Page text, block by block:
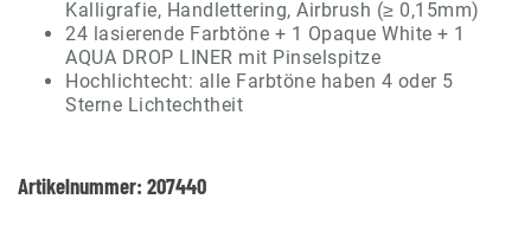
Kalligrafie, Handlettering, Airbrush (≥ 0,15mm)
24 lasierende Farbtöne + 1 Opaque White + 1
AQUA DROP LINER mit Pinselspitze
Hochlichtecht: alle Farbtöne haben 4 oder 5
Sterne Lichtechtheit
Artikelnummer: 207440